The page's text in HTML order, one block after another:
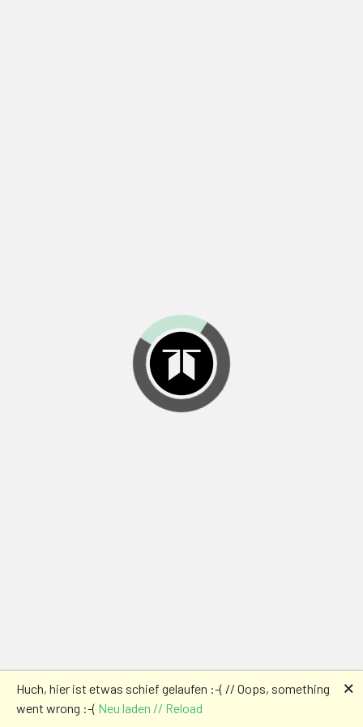
Huch, hier ist etwas schief gelaufen :-( // Oops, something
went wrong :-( Neu laden // Reload
🗙